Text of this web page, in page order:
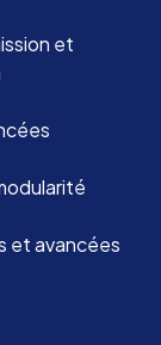
et
et avancées